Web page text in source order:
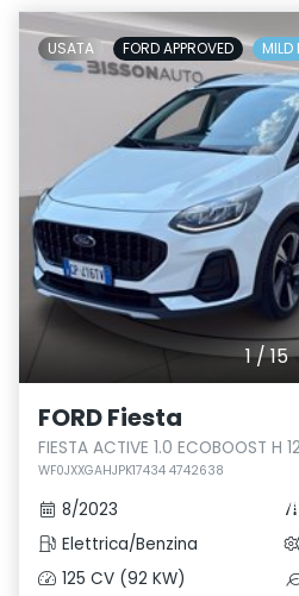
1/15
USATA FORD APPROVED MILD
FORD Fiesta
FIESTA ACTIVE 1.0 ECOBOOST H
WF0JXXGAHJPK17434 4742638
8/2023
Elettrica/Benzina
125 CV (92 KW)